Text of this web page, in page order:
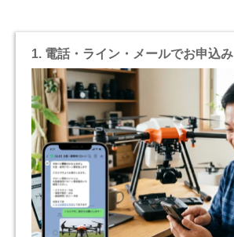
1. 電話・ライン・メールでお申込み